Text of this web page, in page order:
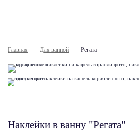
Главная Для ванной Регата
Наклейки в ванну "Регата"